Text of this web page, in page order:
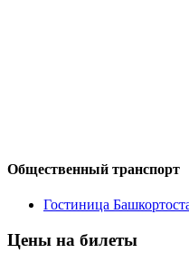
Общественный транспорт
Гостиница
Цены на билеты